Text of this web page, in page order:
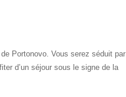
Portonovo. Vous serez séduit par
d’un séjour sous le signe de la